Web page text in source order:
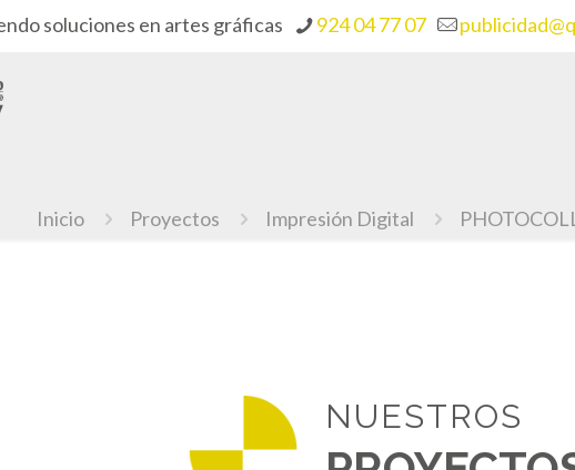
soluciones en artes gráficas 924 04 77 07
Inicio Proyectos Impresión Digital
NUESTROS